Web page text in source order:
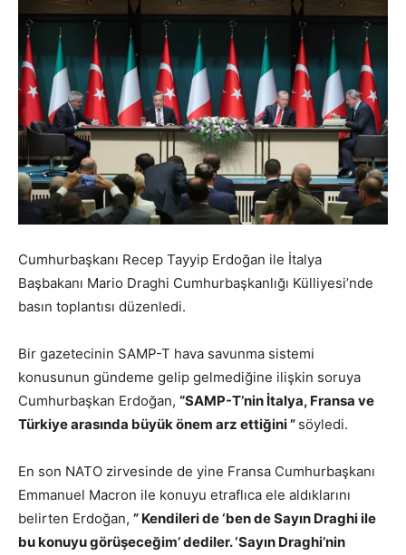
Cumhurbaşkanı Recep Tayyip Erdoğan ile İtalya
Başbakanı Mario Draghi Cumhurbaşkanlığı Külliyesi’nde
basın toplantısı düzenledi.
Bir gazetecinin SAMP-T hava savunma sistemi
konusunun gündeme gelip gelmediğine ilişkin soruya
Cumhurbaşkan Erdoğan, “SAMP-T’nin İtalya, Fransa ve
Türkiye arasında büyük önem arz ettiğini ” söyledi.
En son NATO zirvesinde de yine Fransa Cumhurbaşkanı
Emmanuel Macron ile konuyu etraflıca ele aldıklarını
belirten Erdoğan, ” Kendileri de ‘ben de Sayın Draghi ile
bu konuyu görüşeceğim’ dediler. ‘Sayın Draghi’nin